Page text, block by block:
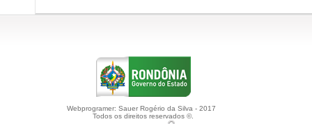
Webprogramer: Sauer Rogério da Silva - 2017
Todos os direitos reservados ©.